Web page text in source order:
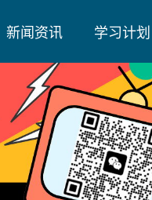
新闻资讯 学习计划